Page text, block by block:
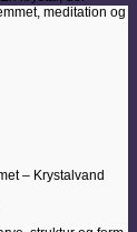
meditation og
– Krystalvand